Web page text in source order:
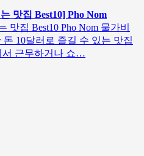
맛집 Best10] Pho Nom
맛집 Best10 Pho Nom 물가비
10달러로 즐길 수 있는 맛집
서 근무하거나 쇼…